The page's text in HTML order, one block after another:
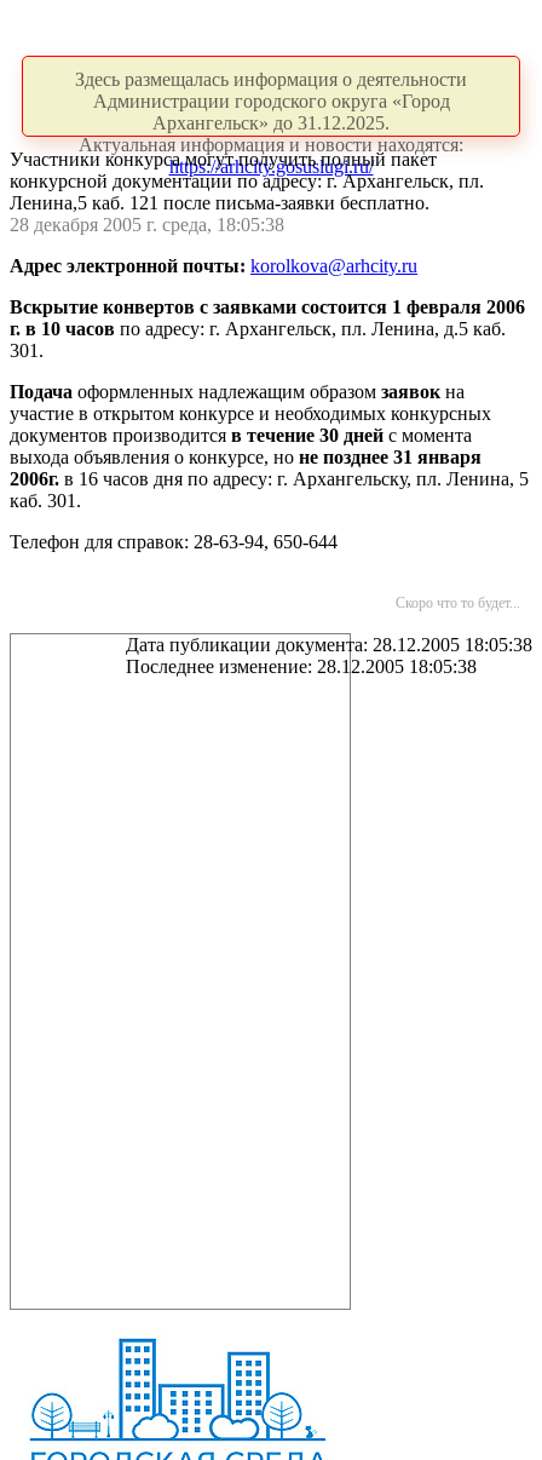
Здесь размещалась информация о деятельности
Администрации городского округа «Город
Архангельск» до 31.12.2025.
Актуальная информация и новости находятся:
https://arhcity.gosuslugi.ru/
Участники конкурса могут получить полный пакет
конкурсной документации по адресу: г. Архангельск, пл.
Ленина,5 каб. 121 после письма-заявки бесплатно.
28 декабря 2005 г. среда, 18:05:38
Адрес электронной почты: korolkova@arhcity.ru
Вскрытие конвертов с заявками состоится 1 февраля 2006
г. в 10 часов по адресу: г. Архангельск, пл. Ленина, д.5 каб.
301.
Подача оформленных надлежащим образом заявок на
участие в открытом конкурсе и необходимых конкурсных
документов производится в течение 30 дней с момента
выхода объявления о конкурсе, но не позднее 31 января
2006г. в 16 часов дня по адресу: г. Архангельску, пл. Ленина, 5
каб. 301.
Телефон для справок: 28-63-94, 650-644
Скоро что то будет...
Дата публикации документа: 28.12.2005 18:05:38
Последнее изменение: 28.12.2005 18:05:38